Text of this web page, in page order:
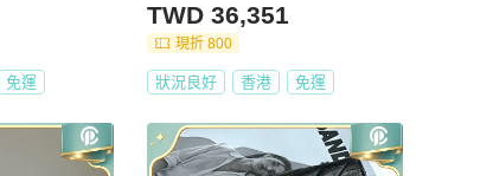
免運
TWD 36,351
現折 800
狀況良好 香港 免運